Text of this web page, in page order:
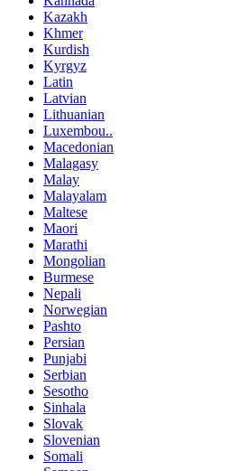
Kazakh
Khmer
Kurdish
Kyrgyz
Latin
Latvian
Lithuanian
Luxembou..
Macedonian
Malagasy
Malay
Malayalam
Maltese
Maori
Marathi
Mongolian
Burmese
Nepali
Norwegian
Pashto
Persian
Punjabi
Serbian
Sesotho
Sinhala
Slovak
Slovenian
Somali